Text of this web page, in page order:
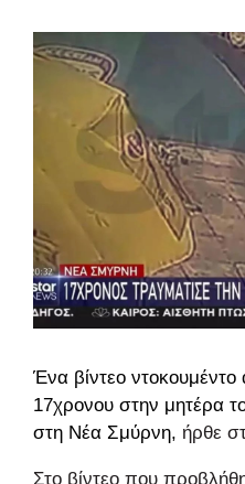
Ένα βίντεο
17χρονου στην μητέρα
στη Νέα Σμύρνη, ήρθε
Στο βίντεο που